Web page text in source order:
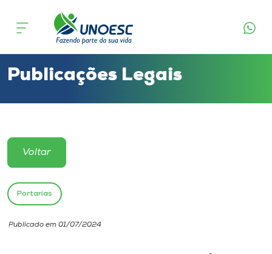
Cursos
Atendimento ao Estudante
Portal de Ensino
Unoesc
Publicações Legais
Voltar
Portarias
Publicado em 01/07/2024